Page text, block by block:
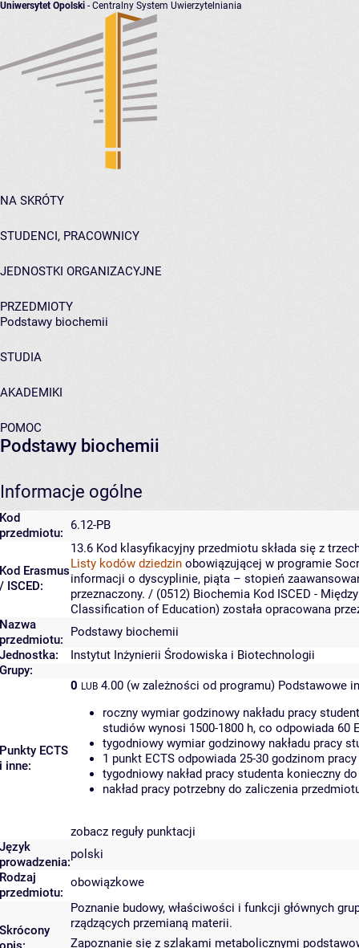
Uniwersytet Opolski - Centralny System Uwierzytelniania
NA SKRÓTY
STUDENCI, PRACOWNICY
JEDNOSTKI ORGANIZACYJNE
PRZEDMIOTY
Podstawy biochemii
STUDIA
AKADEMIKI
POMOC
Podstawy biochemii
Informacje ogólne
Kod
przedmiotu:
6.12-PB
Kod Erasmus
/ ISCED:
13.6 Kod klasyfikacyjny przedmiotu składa się z
Listy kodów dziedzin obowiązującej w programie
informacji o dyscyplinie, piąta – stopień
przeznaczony. / (0512) Biochemia Kod ISCED -
Classification of Education) została opracowana
Nazwa
przedmiotu:
Podstawy biochemii
Jednostka:
Instytut Inżynierii Środowiska i Biotechnologii
Grupy:
Punkty ECTS
i inne:
0 LUB 4.00 (w zależności od programu) Podstawowe
roczny wymiar godzinowy nakładu pracy
studiów wynosi 1500-1800 h, co odpowiada 60
tygodniowy wymiar godzinowy nakładu pracy
1 punkt ECTS odpowiada 25-30 godzinom
tygodniowy nakład pracy studenta konieczny
nakład pracy potrzebny do zaliczenia
zobacz reguły punktacji
Język
prowadzenia:
polski
Rodzaj
przedmiotu:
obowiązkowe
Skrócony
Poznanie budowy, właściwości i funkcji głównych
rządzących przemianą materii.
Zapoznanie się z szlakami metabolicznymi